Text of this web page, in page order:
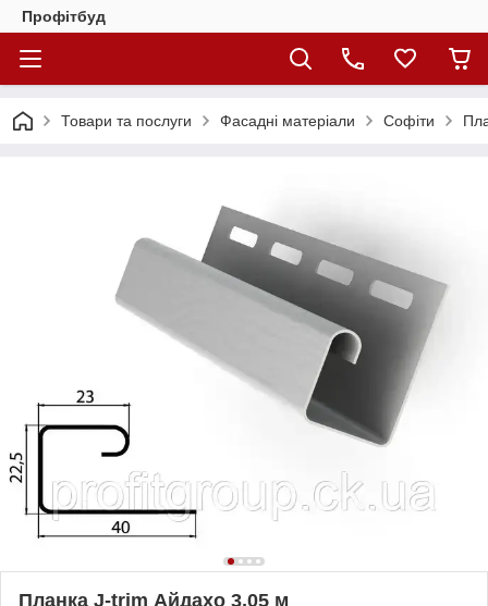
Профітбуд
Товари та послуги Фасадні матеріали Софіти
Планка J-trim Айдахо 3,05 м